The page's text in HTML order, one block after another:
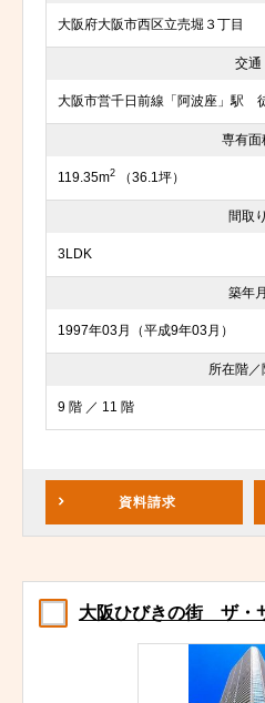
大阪府大阪市西区立売堀３丁目
交通
大阪市営千日前線「阿波座」駅
専有面
119.35m2 （36.1坪）
間取り
3LDK
築年月
1997年03月（平成9年03月）
所在階／
9 階 ／ 11 階
資料請求
大阪ひびきの街 ザ・